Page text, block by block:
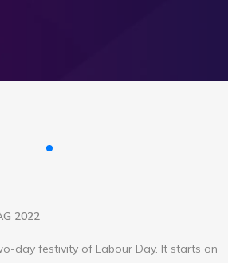
2022
day festivity of Labour Day. It starts on